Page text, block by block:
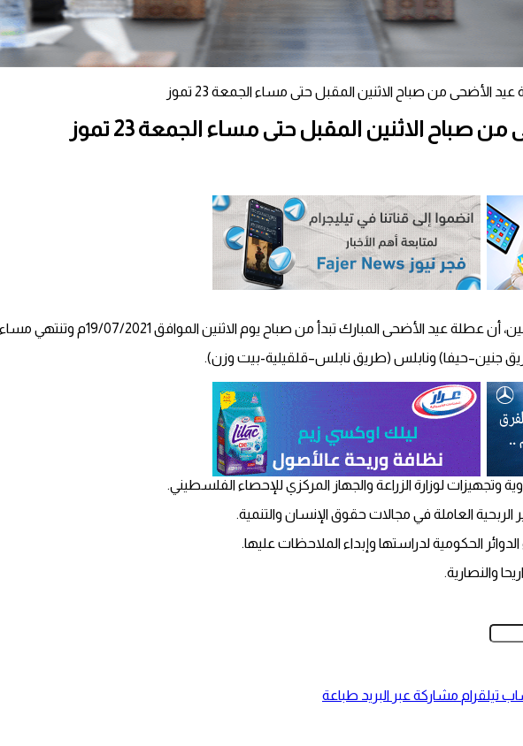
الأضحى من صباح الاثنين المقبل حتى مساء الجمعة 23 تموز
الاثنين المقبل حتى مساء الجمعة 23 تموز
جنين–حيفا) ونابلس (طريق نابلس–قلقيلية-بيت وزن).
وتجهيزات لوزارة الزراعة والجهاز المركزي للإحصاء الفلسطيني.
العاملة في مجالات حقوق الإنسان والتنمية.
الحكومية لدراستها وإبداء الملاحظات عليها.
والنصارية.
تيلقرام مشاركة عبر البريد طباعة